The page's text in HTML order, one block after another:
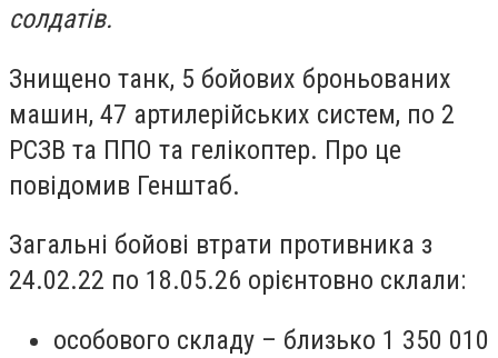
солдатів.
Знищено танк, 5 бойових броньованих
машин, 47 артилерійських систем, по 2
РСЗВ та ППО та гелікоптер. Про це
повідомив Генштаб.
Загальні бойові втрати противника з
24.02.22 по 18.05.26 орієнтовно склали:
особового складу – близько 1 350 010